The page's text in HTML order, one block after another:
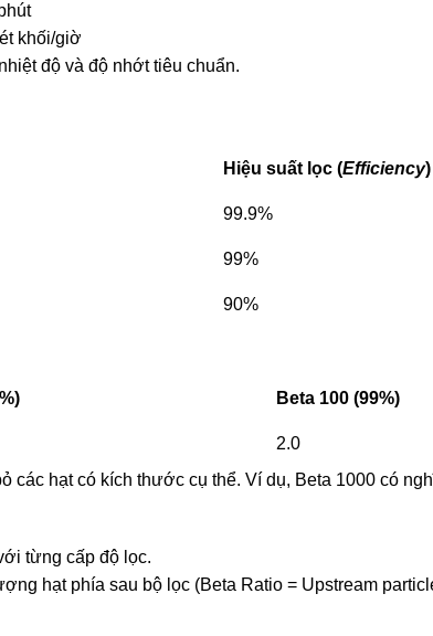
khối/giờ
độ và độ nhớt tiêu chuẩn.
Hiệu suất lọc (Efficiency)
99.9%
99%
90%
Beta 100 (99%)
2.0
các hạt có kích thước cụ thể. Ví dụ, Beta 1000 có
từng cấp độ lọc.
hạt phía sau bộ lọc (Beta Ratio = Upstream